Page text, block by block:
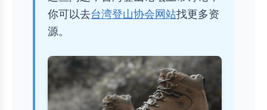
你可以去台湾登山协会网站找更多资
源。